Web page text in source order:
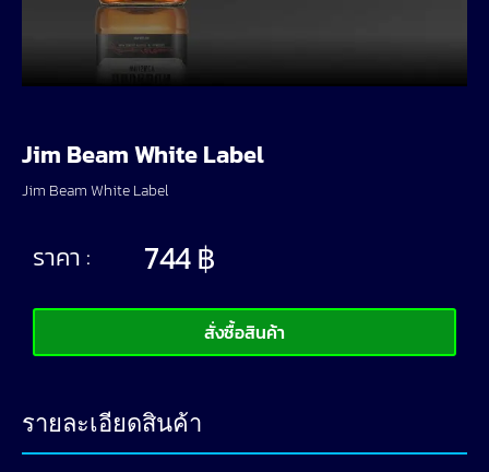
Jim Beam White Label
Jim Beam White Label
ราคา : 744฿
สั่งซื้อสินค้า
รายละเอียดสินค้า